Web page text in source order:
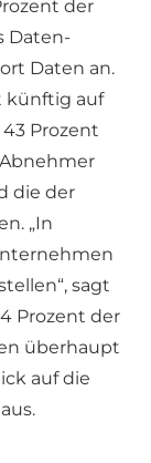
der
Daten-
Daten an.
künftig auf
Prozent
die der
„In
sagt
Prozent der
überhaupt
auf die